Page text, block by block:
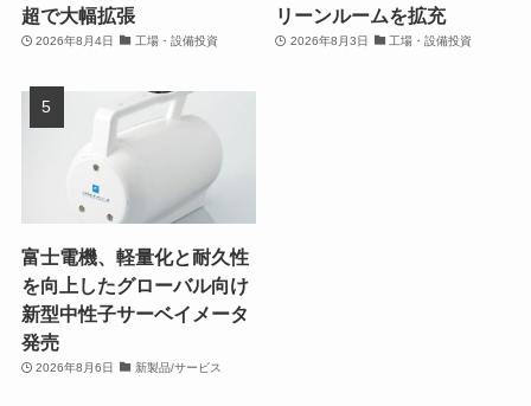
超で大幅拡張
2026年8月4日 工場・設備投資
リーンルームを拡充
2026年8月3日 工場・設備投資
富士電機、軽量化と耐久性
を向上したグローバル向け
新型中性子サーベイメータ
発売
2026年8月6日 新製品/サービス